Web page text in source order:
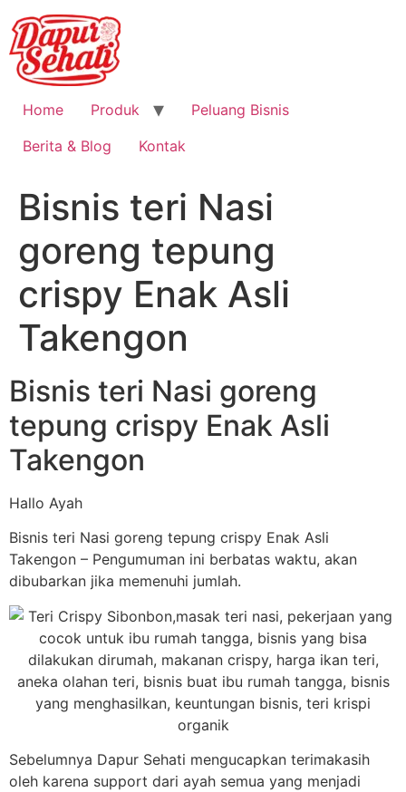
Home Produk
Peluang Bisnis
Berita & Blog
Kontak
Bisnis teri Nasi
goreng tepung
crispy Enak Asli
Takengon
Bisnis teri Nasi goreng
tepung crispy Enak Asli
Takengon
Hallo Ayah
Bisnis teri Nasi goreng tepung crispy Enak Asli
Takengon – Pengumuman ini berbatas waktu, akan
dibubarkan jika memenuhi jumlah.
Sebelumnya Dapur Sehati mengucapkan terimakasih
oleh karena support dari ayah semua yang menjadi